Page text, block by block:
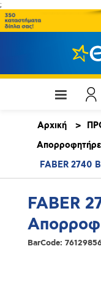
;
Αρχική >
FABER 2740
FABER
BarCode: